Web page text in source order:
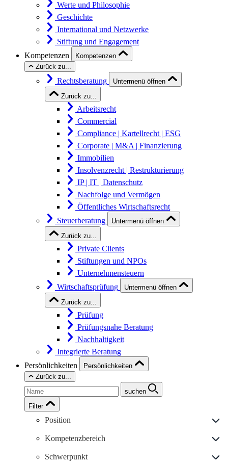
Werte und Philosophie
Geschichte
International und Netzwerke
Stiftung und Engagement
Kompetenzen
Kompetenzen
Zurück zu...
Rechtsberatung
Untermenü öffnen
Zurück zu...
Arbeitsrecht
Commercial
Compliance | Kartellrecht | ESG
Corporate | M&A | Finanzierung
Immobilien
Insolvenzrecht | Restrukturierung
IP | IT | Datenschutz
Nachfolge und Vermögen
Öffentliches Wirtschaftsrecht
Steuerberatung
Untermenü öffnen
Zurück zu...
Private Clients
Stiftungen und NPOs
Unternehmensteuern
Wirtschaftsprüfung
Untermenü öffnen
Zurück zu...
Prüfung
Prüfungsnahe Beratung
Nachhaltigkeit
Integrierte Beratung
Persönlichkeiten
Persönlichkeiten
Zurück zu...
suchen
Filter
Position
Kompetenzbereich
Schwerpunkt